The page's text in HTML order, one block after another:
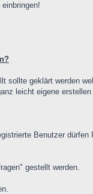
sollte geklärt werden
leicht eigene
Benutzer
gestellt werden.